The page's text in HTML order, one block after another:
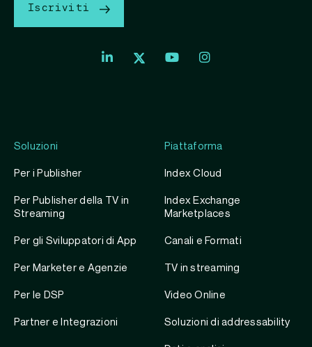
Soluzioni
Per i Publisher
Per Publisher della TV in
Streaming
Per gli Sviluppatori di App
Per Marketer e Agenzie
Per le DSP
Partner e Integrazioni
Piattaforma
Index Cloud
Index Exchange
Marketplaces
Canali e Formati
TV in streaming
Video Online
Soluzioni di addressability
Iscriviti